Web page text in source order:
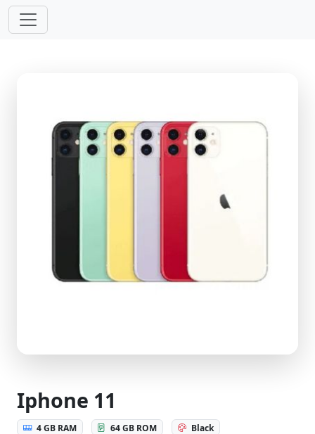
Iphone 11
4 GB RAM 64 GB ROM Black